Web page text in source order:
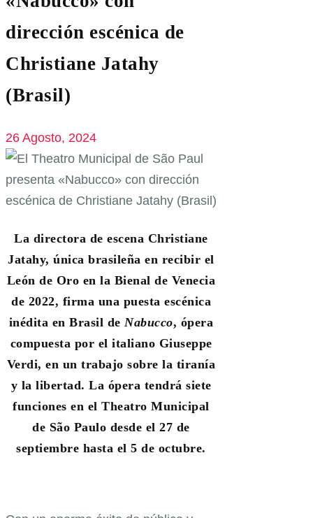
dirección escénica de
Christiane Jatahy
(Brasil)
26 Agosto, 2024
La directora de escena Christiane
Jatahy, única brasileña en recibir el
León de Oro en la Bienal de Venecia
de 2022, firma una puesta escénica
inédita en Brasil de Nabucco, ópera
compuesta por el italiano Giuseppe
Verdi, en un trabajo sobre la tiranía
y la libertad. La ópera tendrá siete
funciones en el Theatro Municipal
de São Paulo desde el 27 de
septiembre hasta el 5 de octubre.